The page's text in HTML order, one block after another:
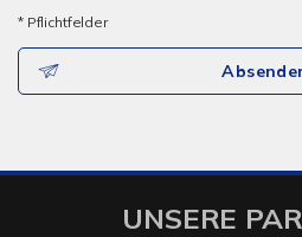
* Pflichtfelder
UNSERE